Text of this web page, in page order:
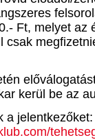
Ft, melyet az
csak
kerül be az
a